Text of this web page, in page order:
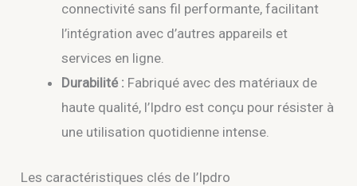
connectivité sans fil performante, facilitant
l’intégration avec d’autres appareils et
services en ligne.
Durabilité : Fabriqué avec des matériaux de
haute qualité, l’Ipdro est conçu pour résister à
une utilisation quotidienne intense.
Les caractéristiques clés de l’Ipdro